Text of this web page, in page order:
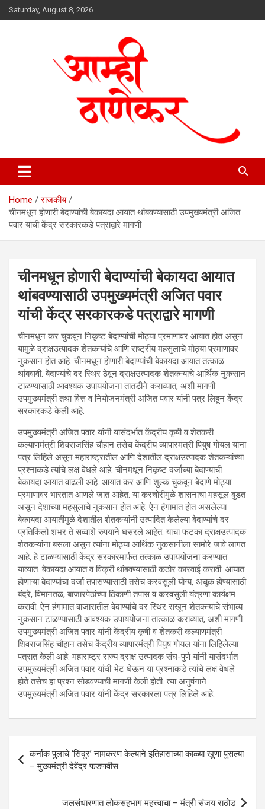
Skip
to
Saturday, August 8, 2026
aamhithanekar.com
Home
राजकीय
चीनमधून होणारी बेदाण्यांची बेकायदा आयात थांबवण्यासाठी उपमुख्यमंत्री अजित
पवार यांची केंद्र सरकारकडे पत्राद्वारे मागणी
चीनमधून होणारी बेदाण्यांची बेकायदा आयात
थांबवण्यासाठी उपमुख्यमंत्री अजित पवार
यांची केंद्र सरकारकडे पत्राद्वारे मागणी
चीनमधून कर चुकवून निकृष्ट बेदाण्यांची मोठ्या प्रमाणावर आयात होत असून
यामुळे द्राक्षउत्पादक शेतकऱ्यांचे आणि राष्ट्रीय महसुलाचे मोठ्या प्रमाणावर
नुकसान होत आहे. चीनमधून होणारी बेदाण्यांची बेकायदा आयात तत्काळ
थांबवावी. बेदाण्यांचे दर स्थिर ठेवून द्राक्षउत्पादक शेतकऱ्यांचे आर्थिक नुकसान
टाळण्यासाठी आवश्यक उपाययोजना तातडीने कराव्यात, अशी मागणी
उपमुख्यमंत्री तथा वित्त व नियोजनमंत्री अजित पवार यांनी पत्र लिहून केंद्र
सरकारकडे केली आहे.
उपमुख्यमंत्री अजित पवार यांनी यासंदर्भात केंद्रीय कृषी व शेतकरी
कल्याणमंत्री शिवराजसिंह चौहान तसेच केंद्रीय व्यापारमंत्री पियुष गोयल यांना
पत्र लिहिले असून महाराष्ट्रातील आणि देशातील द्राक्षउत्पादक शेतकऱ्यांच्या
प्रश्नाकडे त्यांचे लक्ष वेधले आहे. चीनमधून निकृष्ट दर्जाच्या बेदाण्यांची
बेकायदा आयात वाढली आहे. आयात कर आणि शुल्क चुकवून बेदाणे मोठ्या
प्रमाणावर भारतात आणले जात आहेत. या करचोरीमुळे शासनाचा महसूल बुडत
असून देशाच्या महसुलाचे नुकसान होत आहे. ऐन हंगामात होत असलेल्या
बेकायदा आयातीमुळे देशातील शेतकऱ्यांनी उत्पादित केलेल्या बेदाण्यांचे दर
प्रतिकिलो शंभर ते सव्वाशे रुपयाने घसरले आहेत. याचा फटका द्राक्षउत्पादक
शेतकऱ्यांना बसला असून त्यांना मोठ्या आर्थिक नुकसानीला सामोरे जावे लागत
आहे. हे टाळण्यासाठी केंद्र सरकारमार्फत तत्काळ उपाययोजना करण्यात
याव्यात. बेकायदा आयात व विक्री थांबवण्यासाठी कठोर कारवाई करावी. आयात
होणाऱ्या बेदाण्यांचा दर्जा तपासण्यासाठी तसेच करवसुली योग्य, अचूक होण्यासाठी
बंदरे, विमानतळ, बाजारपेठांच्या ठिकाणी तपास व करवसुली यंत्रणा कार्यक्षम
करावी. ऐन हंगामात बाजारातील बेदाण्यांचे दर स्थिर राखून शेतकऱ्यांचे संभाव्य
नुकसान टाळण्यासाठी आवश्यक उपाययोजना तात्काळ कराव्यात, अशी मागणी
उपमुख्यमंत्री अजित पवार यांनी केंद्रीय कृषी व शेतकरी कल्याणमंत्री
शिवराजसिंह चौहान तसेच केंद्रीय व्यापारमंत्री पियुष गोयल यांना लिहिलेल्या
पत्रात केली आहे. महाराष्ट्र राज्य द्राक्ष उत्पादक संघ-पुणे यांनी यासंदर्भात
उपमुख्यमंत्री अजित पवार यांची भेट घेऊन या प्रश्नाकडे त्यांचे लक्ष वेधले
होते तसेच हा प्रश्न सोडवण्याची मागणी केली होती. त्या अनुषंगाने
उपमुख्यमंत्री अजित पवार यांनी केंद्र सरकारला पत्र लिहिले आहे.
navigation
कर्नाक पुलाचे ‘सिंदूर’ नामकरण केल्याने इतिहासाच्या काळ्या खुणा पुसल्या
– मुख्यमंत्री देवेंद्र फडणवीस
जलसंधारणात लोकसहभाग महत्त्वाचा – मंत्री संजय राठोड